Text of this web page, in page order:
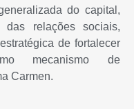
do capital,
das relações sociais,
de fortalecer
mecanismo de
Carmen.